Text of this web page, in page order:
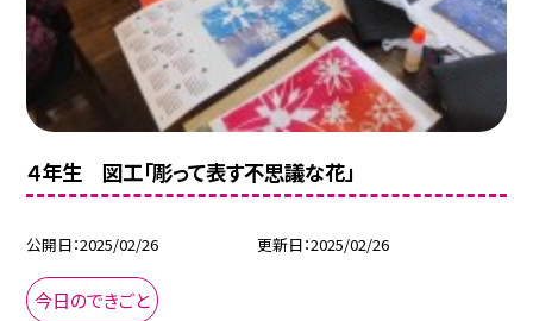
４年生 図工「彫って表す不思議な花」
公開日 2025/02/26 更新日 2025/02/26
今日のできごと